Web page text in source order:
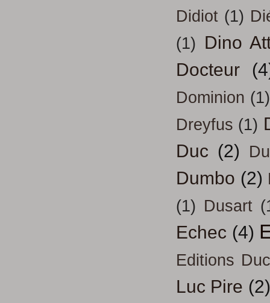
Didiot (1)
(1) Dino
Docteur
Dominion (1)
Dreyfus (1)
Duc (2)
Dumbo (2)
(1) Dusart
Echec (4)
Editions
Luc Pire (2)